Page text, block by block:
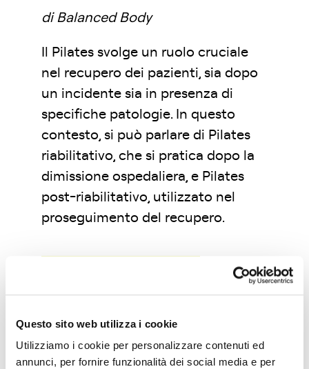
Questo sito web utilizza i cookie
Utilizziamo i cookie per personalizzare contenuti ed
annunci, per fornire funzionalità dei social media e per
di Balanced Body
Il Pilates svolge un ruolo cruciale
nel recupero dei pazienti, sia dopo
un incidente sia in presenza di
specifiche patologie. In questo
contesto, si può parlare di Pilates
riabilitativo, che si pratica dopo la
dimissione ospedaliera, e Pilates
post-riabilitativo, utilizzato nel
proseguimento del recupero.